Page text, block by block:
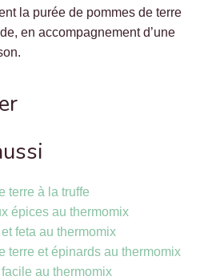
la purée de pommes de terre
en accompagnement d’une
terre à la truffe
épices au thermomix
feta au thermomix
terre et épinards au thermomix
au thermomix